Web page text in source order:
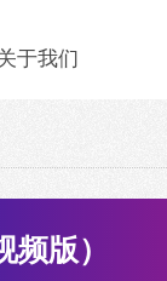
于我们
版）